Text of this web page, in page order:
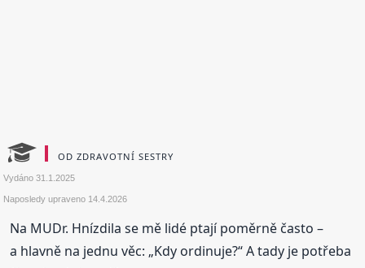
OD ZDRAVOTNÍ SESTRY
Vydáno31.1.2025
Naposledy upraveno 14.4.2026
Na MUDr. Hnízdila se mě lidé ptají poměrně často –
a hlavně na jednu věc: „Kdy ordinuje?“ A tady je potřeba